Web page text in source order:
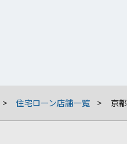
住宅ローン店舗一覧 京